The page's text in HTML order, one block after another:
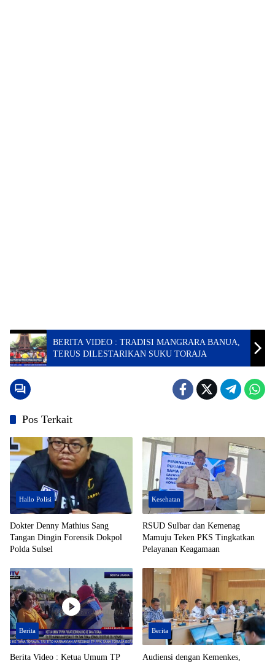
BERITA VIDEO : TRADISI MANGRARA BANUA,
TERUS DILESTARIKAN SUKU TORAJA
Pos Terkait
Hallo Polisi
Dokter Denny Mathius Sang
Tangan Dingin Forensik Dokpol
Polda Sulsel
Kesehatan
RSUD Sulbar dan Kemenag
Mamuju Teken PKS Tingkatkan
Pelayanan Keagamaan
Berita
Berita Video : Ketua Umum TP
Berita
Audiensi dengan Kemenkes,